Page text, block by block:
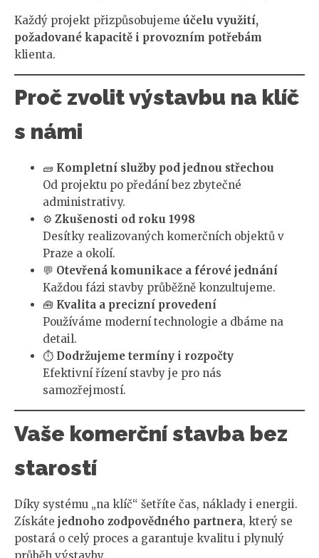
Každý projekt přizpůsobujeme účelu využití,
požadované kapacitě i provozním potřebám
klienta.
Proč zvolit výstavbu na klíč
s námi
🧱 Kompletní služby pod jednou střechou
Od projektu po předání bez zbytečné
administrativy.
⚙️ Zkušenosti od roku 1998
Desítky realizovaných komerčních objektů v
Praze a okolí.
💬 Otevřená komunikace a férové jednání
Každou fázi stavby průběžně konzultujeme.
🧰 Kvalita a precizní provedení
Používáme moderní technologie a dbáme na
detail.
⏱️ Dodržujeme termíny i rozpočty
Efektivní řízení stavby je pro nás
samozřejmostí.
Vaše komerční stavba bez
starostí
Díky systému „na klíč“ šetříte čas, náklady i energii.
Získáte jednoho zodpovědného partnera, který se
postará o celý proces a garantuje kvalitu i plynulý
průběh výstavby.